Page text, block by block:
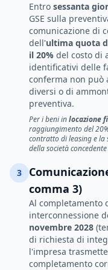
Entro sessanta
GSE sulla
comunicazione di
dell'ultima quota
il 20% del costo di
identificativi delle
conferma non può
diversi o di
preventiva.
Per i beni inlocazione
raggiungimento del
contratto di leasing e la
della società
3
comma 3)
Al completamento
interconnessione
novembre 2028
di richiesta di
l'impresa
completamento